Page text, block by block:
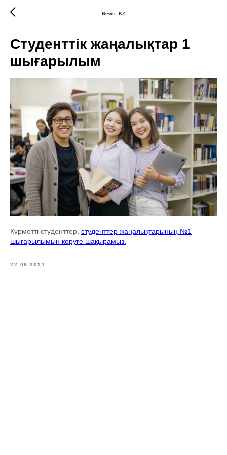
News_KZ
Студенттік жаңалықтар 1
шығарылым
Құрметті студенттер, студенттер жаңалықтарының №1
шығарылымын көруге шақырамыз.
22.08.2021